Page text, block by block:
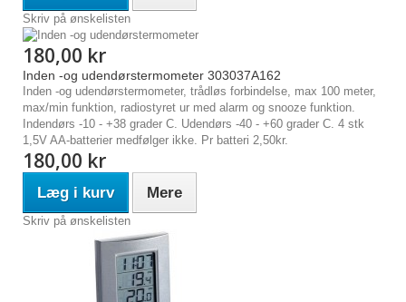
Skriv på ønskelisten
180,00 kr
Inden -og udendørstermometer 303037A162
Inden -og udendørstermometer, trådløs forbindelse, max 100 meter,
max/min funktion, radiostyret ur med alarm og snooze funktion.
Indendørs -10 - +38 grader C. Udendørs -40 - +60 grader C. 4 stk
1,5V AA-batterier medfølger ikke. Pr batteri 2,50kr.
180,00 kr
Læg i kurv Mere
Skriv på ønskelisten